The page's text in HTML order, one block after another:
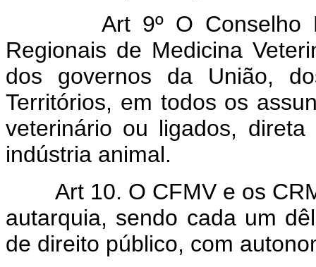
Art 9º O Conselho
Regionais de Medicina
dos governos da União,
Territórios, em todos os
veterinário ou ligados,
indústria animal.
Art 10. O CFMV e os
autarquia, sendo cada um
de direito público, com